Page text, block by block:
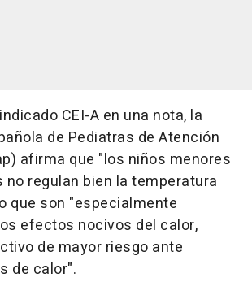
CEI-A en una nota, la
de Pediatras de Atención
afirma que "los niños menores
no regulan bien la temperatura
que son "especialmente
efectos nocivos del calor,
de mayor riesgo ante
de calor".